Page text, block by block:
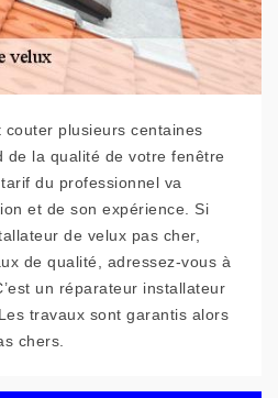
plusieurs centaines
de la qualité de votre fenêtre
du professionnel va
et de son expérience. Si
de velux pas cher,
de qualité, adressez-vous à
un réparateur installateur
travaux sont garantis alors
chers.